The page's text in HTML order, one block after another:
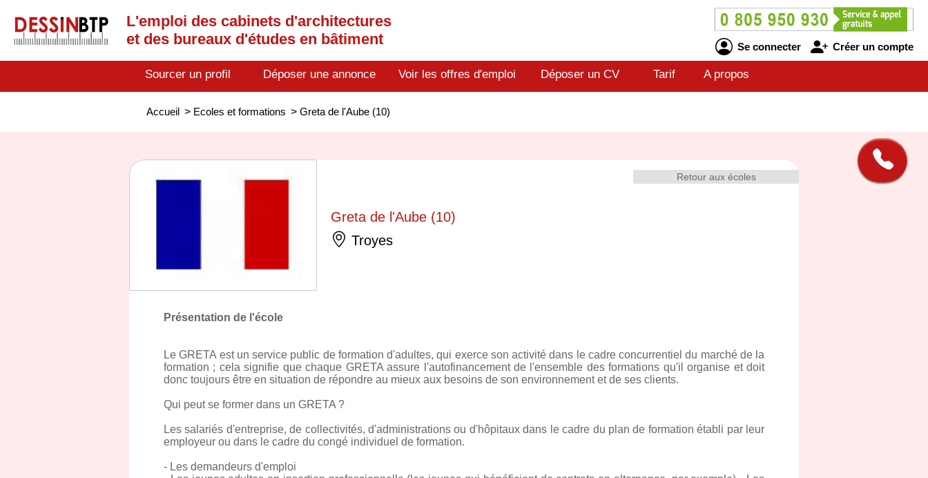
L'emploi des cabinets d'architectures
et des bureaux d'études en bâtiment
Se connecter Créer un compte
Sourcer un profil Déposer une annonce Voir les offres d'emploi Déposer un CV Tarif A propos
Accueil > Ecoles et formations > Greta de l'Aube (10)
Retour aux écoles
Greta de l'Aube (10)
Troyes
Présentation de l'école
Le GRETA est un service public de formation d'adultes, qui exerce son activité dans le cadre concurrentiel du marché de la
formation ; cela signifie que chaque GRETA assure l'autofinancement de l'ensemble des formations qu'il organise et doit
donc toujours être en situation de répondre au mieux aux besoins de son environnement et de ses clients.
Qui peut se former dans un GRETA ?
Les salariés d'entreprise, de collectivités, d'administrations ou d'hôpitaux dans le cadre du plan de formation établi par leur
employeur ou dans le cadre du congé individuel de formation.
- Les demandeurs d'emploi